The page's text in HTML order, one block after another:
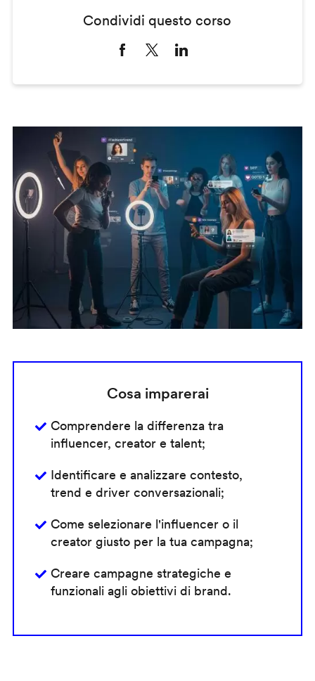
Condividi questo corso
Cosa imparerai
Comprendere la differenza tra
influencer, creator e talent;
Identificare e analizzare contesto,
trend e driver conversazionali;
Come selezionare l'influencer o il
creator giusto per la tua campagna;
Creare campagne strategiche e
funzionali agli obiettivi di brand.